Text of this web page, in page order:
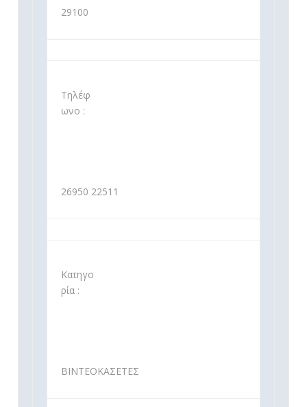
29100
Τηλέφ
ωνο :
26950 22511
Κατηγο
ρία :
ΒΙΝΤΕΟΚΑΣΕΤΕΣ